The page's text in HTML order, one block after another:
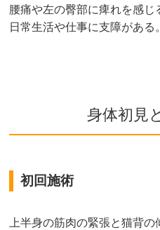
腰痛や左の臀部に痺れを感じ
日常生活や仕事に支障がある。
身体初見
初回施術
上半身の筋肉の緊張と猫背